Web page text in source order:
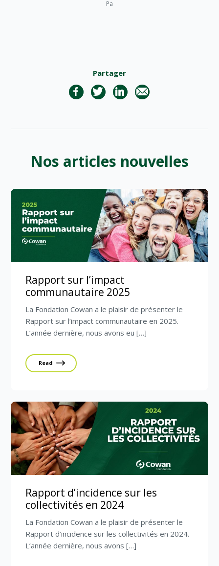
Pa
Partager
Nos articles nouvelles
Rapport sur l’impact
communautaire 2025
La Fondation Cowan a le plaisir de présenter le
Rapport sur l’impact communautaire en 2025.
L’année dernière, nous avons eu […]
Read
Rapport d’incidence sur les
collectivités en 2024
La Fondation Cowan a le plaisir de présenter le
Rapport d’incidence sur les collectivités en 2024.
L’année dernière, nous avons […]